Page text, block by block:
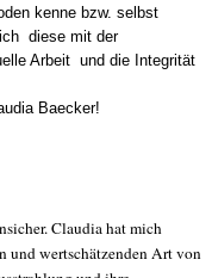
kenne bzw. selbst
diese mit der
Arbeit und die Integrität
Baecker!
Claudia hat mich
wertschätzenden Art von